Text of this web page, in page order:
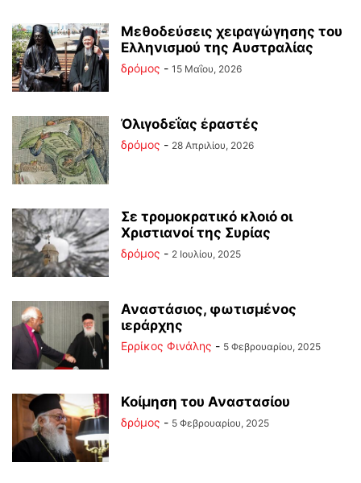
Μεθοδεύσεις χειραγώγησης του
Ελληνισμού της Αυστραλίας
δρόμος - 15 Μαΐου, 2026
Ὀλιγοδεΐας ἐραστές
δρόμος - 28 Απριλίου, 2026
Σε τρομοκρατικό κλοιό οι
Χριστιανοί της Συρίας
δρόμος - 2 Ιουλίου, 2025
Αναστάσιος, φωτισμένος
ιεράρχης
Ερρίκος Φινάλης - 5 Φεβρουαρίου, 2025
Κοίμηση του Αναστασίου
δρόμος - 5 Φεβρουαρίου, 2025